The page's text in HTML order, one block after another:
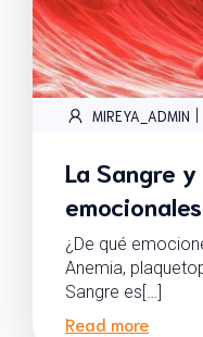
MIREYA_ADMIN |
La Sangre
emocionales
¿De qué
Anemia,
Sangre es[…]
Read more